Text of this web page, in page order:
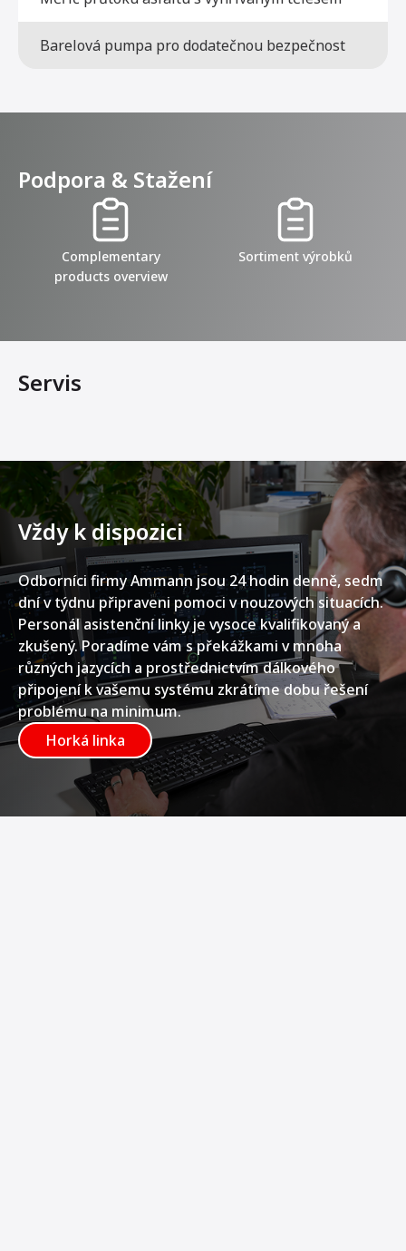
Barelová pumpa pro dodatečnou bezpečnost
Podpora & Stažení
Complementary
products overview
Sortiment výrobků
Servis
Vždy k dispozici
Odborníci firmy Ammann jsou 24 hodin denně, sedm
dní v týdnu připraveni pomoci v nouzových situacích.
Personál asistenční linky je vysoce kvalifikovaný a
zkušený. Poradíme vám s překážkami v mnoha
různých jazycích a prostřednictvím dálkového
připojení k vašemu systému zkrátíme dobu řešení
problému na minimum.
Horká linka